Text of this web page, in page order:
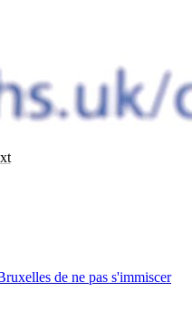
de ne pas s'immiscer